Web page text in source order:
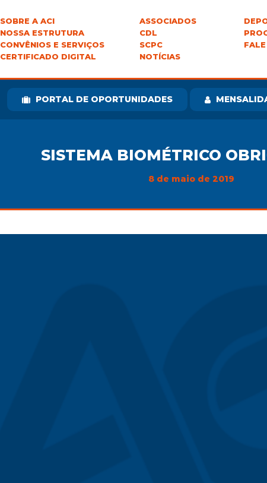
SOBRE A ACI
NOSSA ESTRUTURA
CONVÊNIOS E SERVIÇOS
CERTIFICADO DIGITAL
ASSOCIADOS
CDL
SCPC
NOTÍCIAS
PORTAL DE OPORTUNIDADES
SISTEMA BIOMÉTRICO
8 de maio de 2019